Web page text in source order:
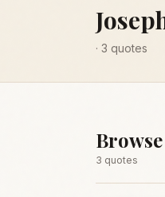
· 3 quotes
3 quotes